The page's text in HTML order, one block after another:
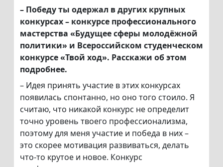
– Победу ты одержал в других крупных
конкурсах – конкурсе профессионального
мастерства «Будущее сферы молодёжной
политики» и Всероссийском студенческом
конкурсе «Твой ход». Расскажи об этом
подробнее.
– Идея принять участие в этих конкурсах
появилась спонтанно, но оно того стоило. Я
считаю, что никакой конкурс не определит
точно уровень твоего профессионализма,
поэтому для меня участие и победа в них –
это скорее мотивация развиваться, делать
что-то крутое и новое. Конкурс